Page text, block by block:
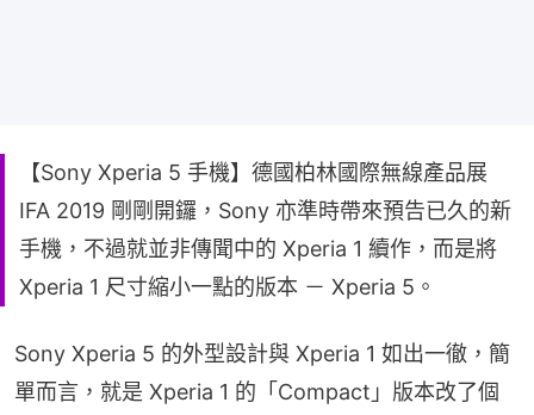
【Sony Xperia 5 手機】德國柏林國際無線產品展
IFA 2019 剛剛開鑼，Sony 亦準時帶來預告已久的新
手機，不過就並非傳聞中的 Xperia 1 續作，而是將
Xperia 1 尺寸縮小一點的版本 － Xperia 5。
Sony Xperia 5 的外型設計與 Xperia 1 如出一徹，簡
單而言，就是 Xperia 1 的「Compact」版本改了個